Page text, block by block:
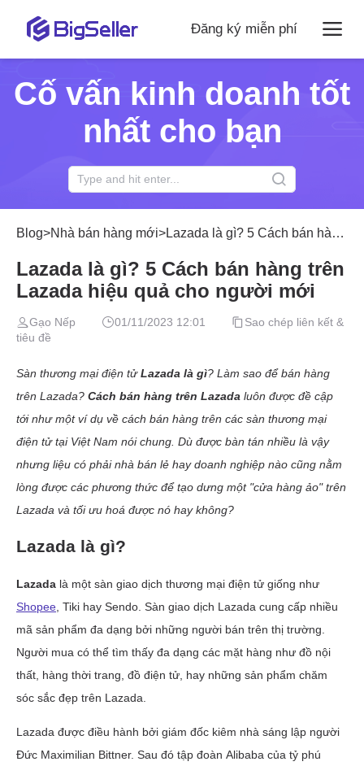
Đăng ký miễn phí
Cố vấn kinh doanh tốt
nhất cho bạn
Blog>Nhà bán hàng mới>Lazada là gì? 5 Cách bán hàng
Lazada là gì? 5 Cách bán hàng trên
Lazada hiệu quả cho người mới
Gạo Nếp 01/11/2023 12:01
Sao chép liên kết &
tiêu đề